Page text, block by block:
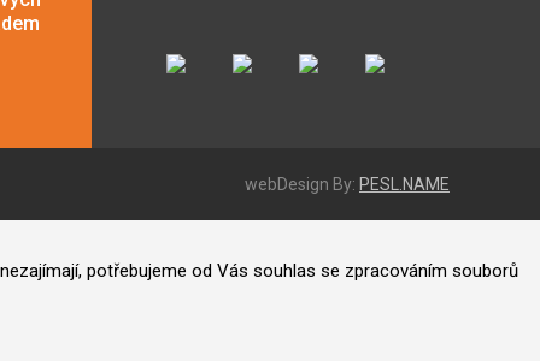
webDesign By: PESL.NAME
potřebujeme od Vás souhlas se zpracováním souborů